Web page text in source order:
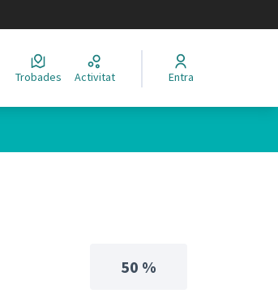
Trobades Activitat Entra
50 %